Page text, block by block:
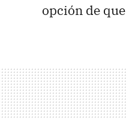
opción de que